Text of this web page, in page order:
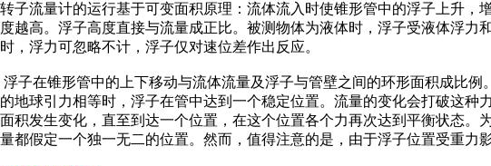
转子流量计的运行基于可变面积原理：流体流入时使锥形管中的浮子上升，
度越高。浮子高度直接与流量成正比。被测物体为液体时，浮子受液体浮力
时，浮力可忽略不计，浮子仅对速位差作出反应。
浮子在锥形管中的上下移动与流体流量及浮子与管壁之间的环形面积成比
的地球引力相等时，浮子在管中达到一个稳定位置。流量的变化会打破这种
面积发生变化，直至到达一个位置，在这个位置各个力再次达到平衡状态。
量都假定一个独一无二的位置。然而，值得注意的是，由于浮子位置受重力